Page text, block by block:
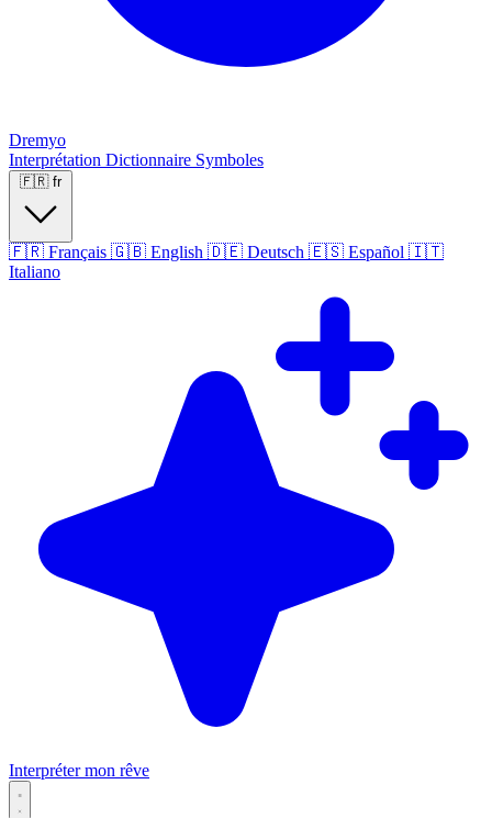
Dremyo
Interprétation Dictionnaire Symboles
🇫🇷 fr
🇫🇷 Français 🇬🇧 English 🇩🇪 Deutsch 🇪🇸 Español 🇮🇹
Italiano
Interpréter mon rêve